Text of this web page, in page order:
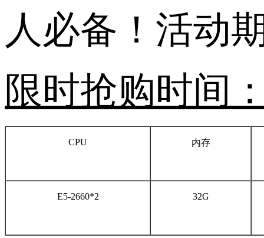
人必备！活动
限时抢购时间
CPU 内存
E5-2660*2 32G